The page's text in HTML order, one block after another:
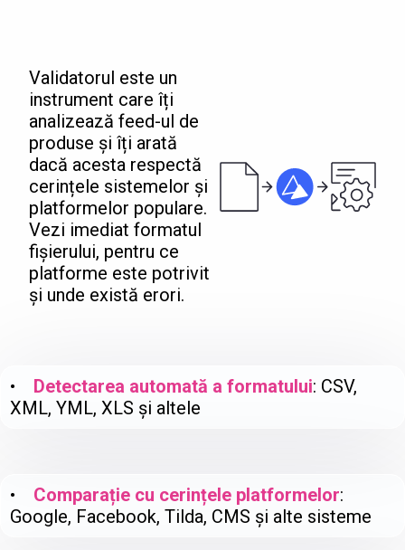
Validatorul este un
instrument care îți
analizează feed-ul de
produse și îți arată
dacă acesta respectă
cerințele sistemelor și
platformelor populare.
Vezi imediat formatul
fișierului, pentru ce
platforme este potrivit
și unde există erori.
• Detectarea automată a formatului: CSV,
XML, YML, XLS și altele
• Comparație cu cerințele platformelor:
Google, Facebook, Tilda, CMS și alte sisteme